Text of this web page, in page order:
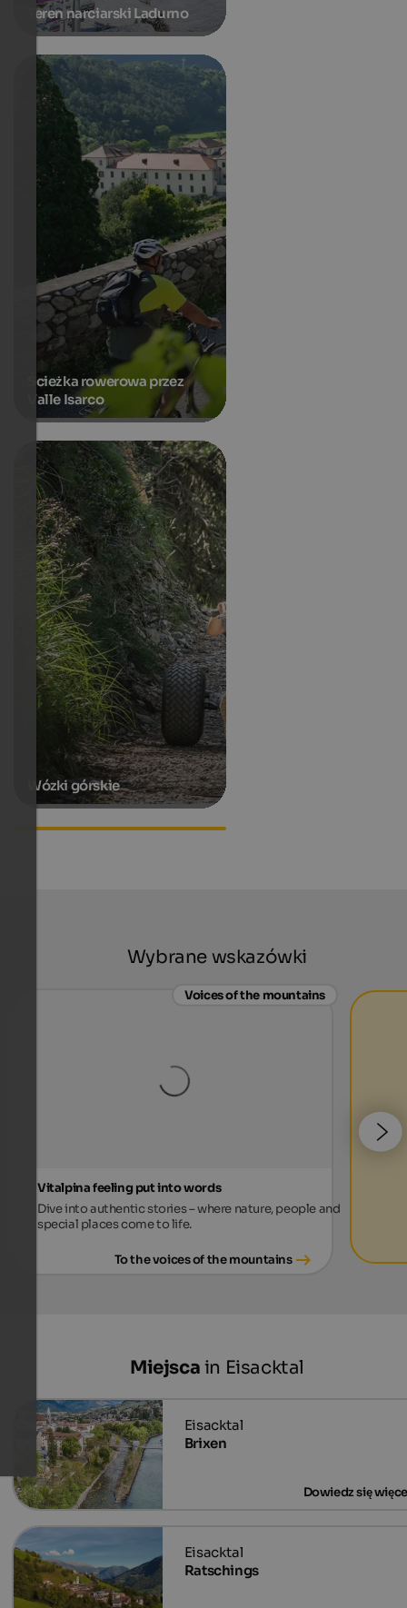
Teren narciarski Ladurno
Ścieżka rowerowa przez
Valle Isarco
Wózki górskie
Accommodations in
Gossensass
Wybrane wskazówki
Voices of the mountains
Vitalpina feeling put into words
Dive into authentic stories – where nature, people and
special places come to life.
To the voices of the mountains
Miejsca in Eisacktal
Brixen
Ratschings